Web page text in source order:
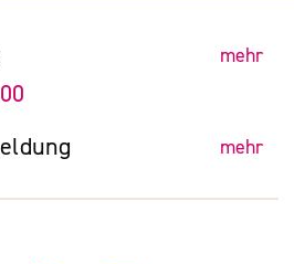
mehr
mehr